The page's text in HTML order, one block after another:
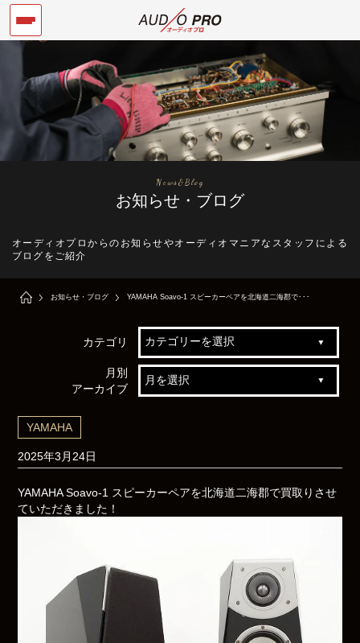
News&Blog
お知らせ・ブログ
オーディオプロからのお知らせやオーディオマニアなスタッフによる
ブログをご紹介
お知らせ・ブログ YAMAHA Soavo-1 スピーカーペアを北海道二海郡で･･･
カテゴリ
月別
アーカイブ
YAMAHA
2025年3月24日
YAMAHA Soavo-1 スピーカーペアを北海道二海郡で買取りさせ
ていただきました！